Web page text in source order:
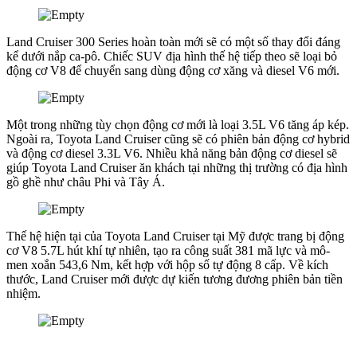
Land Cruiser 300 Series hoàn toàn mới sẽ có một số thay đổi đáng
kể dưới nắp ca-pô. Chiếc SUV địa hình thế hệ tiếp theo sẽ loại bỏ
động cơ V8 để chuyển sang dùng động cơ xăng và diesel V6 mới.
Một trong những tùy chọn động cơ mới là loại 3.5L V6 tăng áp kép.
Ngoài ra, Toyota Land Cruiser cũng sẽ có phiên bản động cơ hybrid
và động cơ diesel 3.3L V6. Nhiều khả năng bản động cơ diesel sẽ
giúp Toyota Land Cruiser ăn khách tại những thị trường có địa hình
gồ ghề như châu Phi và Tây Á.
Thế hệ hiện tại của Toyota Land Cruiser tại Mỹ được trang bị động
cơ V8 5.7L hút khí tự nhiên, tạo ra công suất 381 mã lực và mô-
men xoắn 543,6 Nm, kết hợp với hộp số tự động 8 cấp. Về kích
thước, Land Cruiser mới được dự kiến tương đương phiên bản tiền
nhiệm.